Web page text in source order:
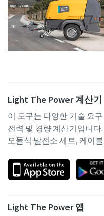
Light The Power 계산기
이 도구는 다양한 기술 요
전력 및 경량 계산기입니
모듈식 발전소 세트, 케이
Light The Power 앱